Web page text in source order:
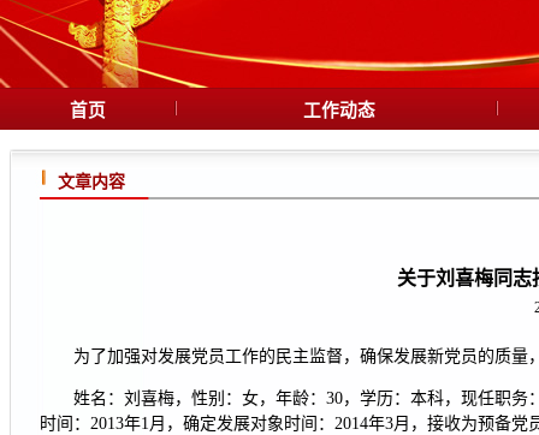
首页 工作动态
文章内容
关于刘喜梅同志
为了加强对发展党员工作的民主监督，确保发展新党员的质
姓名：刘喜梅，性别：女，年龄：30，学历：本科，现任职
时间：2013年1月，确定发展对象时间：2014年3月，接收为预备